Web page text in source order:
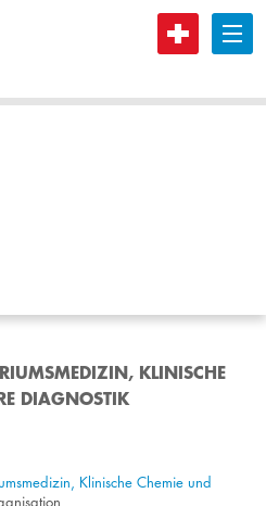
B
KLINISCHE
DIAGNOSTIK
Klinische Chemie und